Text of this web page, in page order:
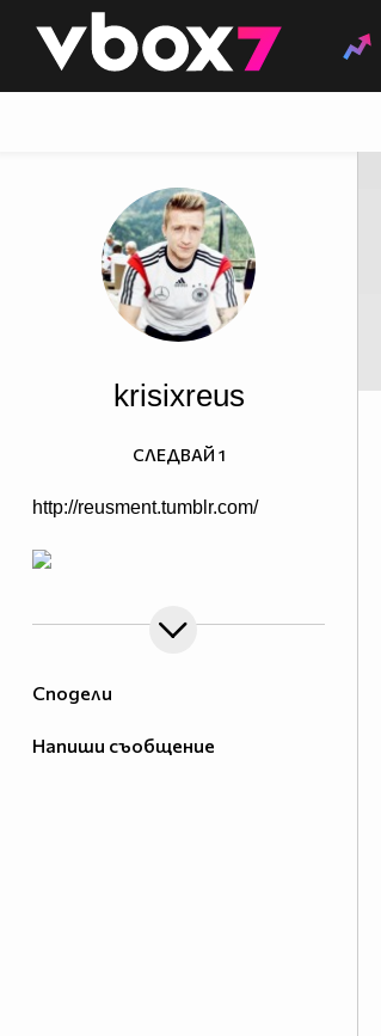
👾
Сподели
Напиши съобщение
krisixreus
http://reusment.tumblr.com/
СЛЕДВАЙ 1